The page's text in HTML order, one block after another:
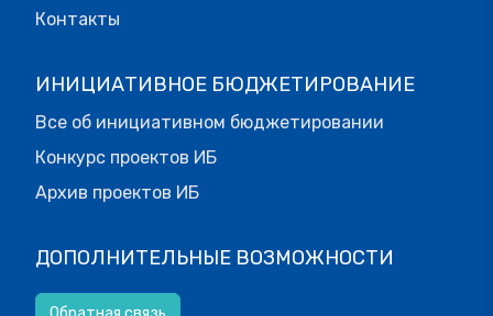
Контакты
ИНИЦИАТИВНОЕ БЮДЖЕТИРОВАНИЕ
Все об инициативном бюджетировании
Конкурс проектов ИБ
Архив проектов ИБ
ДОПОЛНИТЕЛЬНЫЕ ВОЗМОЖНОСТИ